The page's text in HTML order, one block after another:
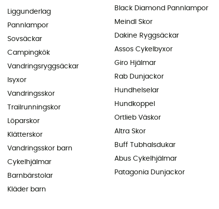
Liggunderlag
Pannlampor
Sovsäckar
Campingkök
Vandringsryggsäckar
Isyxor
Vandringsskor
Trailrunningskor
Löparskor
Klätterskor
Vandringsskor barn
Cykelhjälmar
Barnbärstolar
Kläder barn
Black Diamond Pannlampor
Meindl Skor
Dakine Ryggsäckar
Assos Cykelbyxor
Giro Hjälmar
Rab Dunjackor
Hundhelselar
Hundkoppel
Ortlieb Väskor
Altra Skor
Buff Tubhalsdukar
Abus Cykelhjälmar
Patagonia Dunjackor